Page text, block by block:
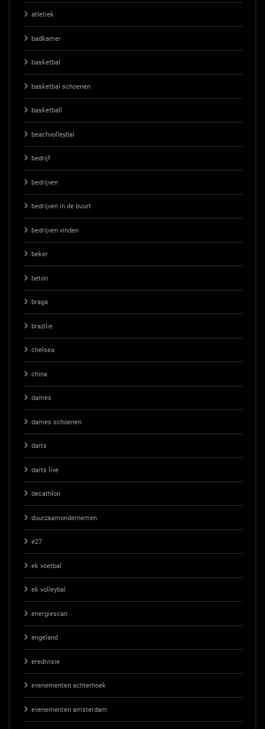
atletiek
badkamer
basketbal
basketbal schoenen
basketball
beachvolleybal
bedrijf
bedrijven
bedrijven in de buurt
bedrijven vinden
beker
beton
braga
brazilie
chelsea
china
dames
dames schoenen
darts
darts live
decathlon
duurzaamondernemen
e27
ek voetbal
ek volleybal
energiescan
engeland
eredivisie
evenementen achterhoek
evenementen amsterdam